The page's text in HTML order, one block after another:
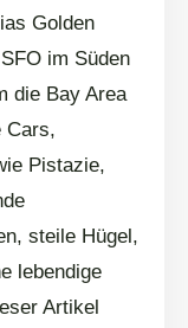
Golden
im Süden
die Bay Area
Cars,
Pistazie,
steile Hügel,
lebendige
Artikel